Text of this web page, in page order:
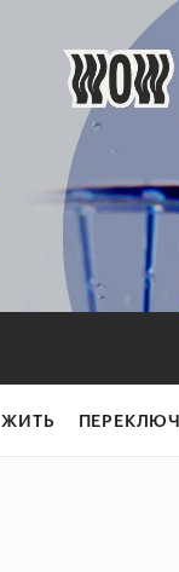
ЖИТЬ